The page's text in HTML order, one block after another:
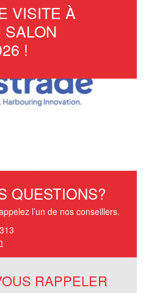
VISITE À
SALON
!
QUESTIONS?
l’un de nos conseillers.
RAPPELER